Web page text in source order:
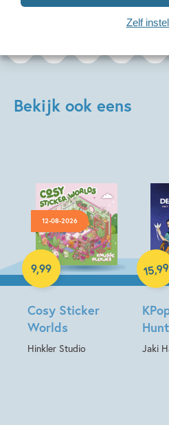
Zelf
Bekijk ook eens
12-08-2026
Cosy Sticker
Worlds
Hinkler Studio
9,99
Paperback
Jaki
15,99